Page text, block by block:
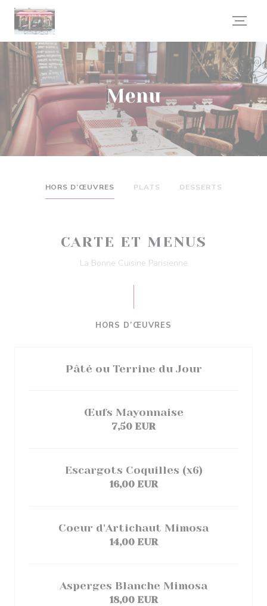
Personalizzazione delle tue scelte sui cookie
Menu
HORS D’ŒUVRES PLATS DESSERTS
CARTE ET MENUS
La Bonne Cuisine Parisienne
HORS D’ŒUVRES
Pâté ou Terrine du Jour
Œufs Mayonnaise
7,50 EUR
Escargots Coquilles (x6)
16,00 EUR
Coeur d'Artichaut Mimosa
14,00 EUR
Asperges Blanche Mimosa
18,00 EUR